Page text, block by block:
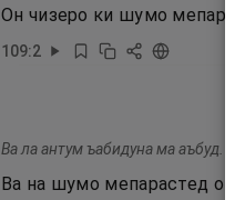
Он чизеро ки шумо
109:2
Ва ла антум ъабидуна ма аъбуд.
Ва на шумо мепарастед он